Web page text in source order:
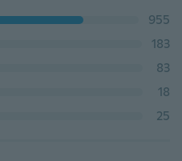
955
183
83
18
25